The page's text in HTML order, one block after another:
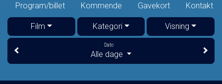
Program/billet Kommende Gavekort Kontakt
Film Kategori Visning
Dato
Alle dage